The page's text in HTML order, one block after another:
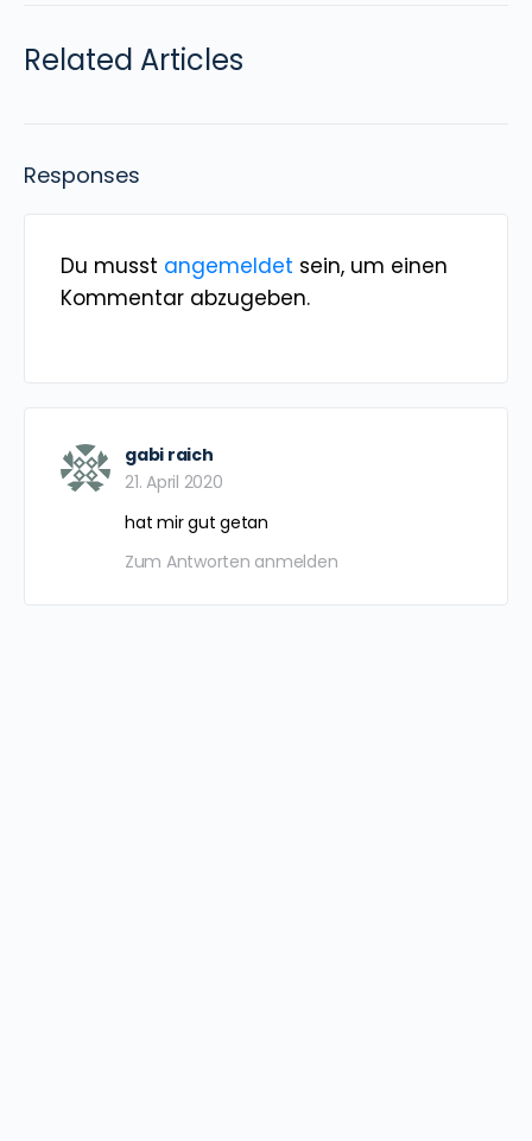
Related Articles
Responses
Du musst angemeldet sein, um einen
Kommentar abzugeben.
gabi raich
21. April 2020
hat mir gut getan
Zum Antworten anmelden